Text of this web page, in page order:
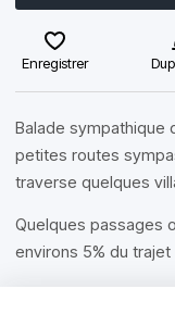
Enregistrer
Balade sympathique
petites routes
traverse quelques
Quelques passages
environs 5% du trajet